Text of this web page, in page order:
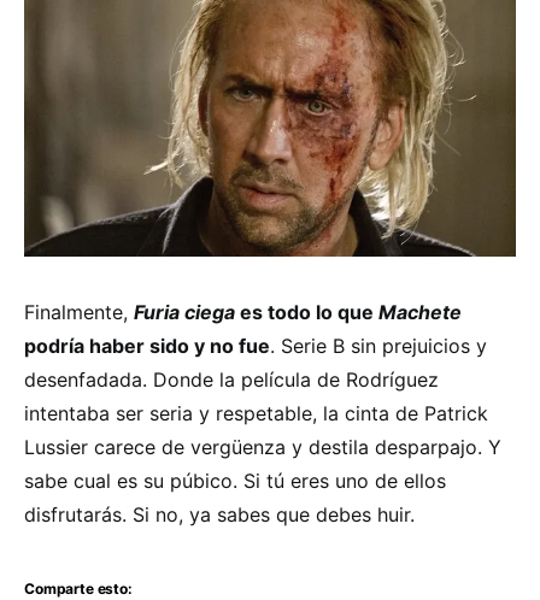
Finalmente, Furia ciega es todo lo que Machete
podría haber sido y no fue. Serie B sin prejuicios y
desenfadada. Donde la película de Rodríguez
intentaba ser seria y respetable, la cinta de Patrick
Lussier carece de vergüenza y destila desparpajo. Y
sabe cual es su púbico. Si tú eres uno de ellos
disfrutarás. Si no, ya sabes que debes huir.
Comparte esto: